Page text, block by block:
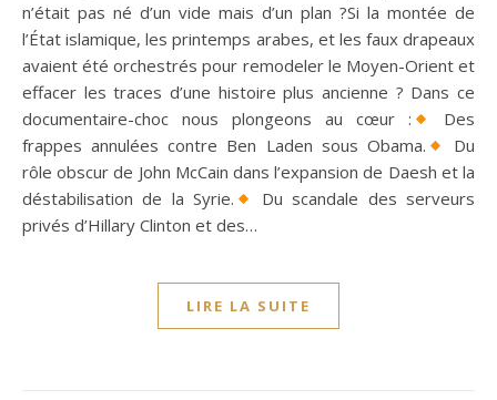
n’était pas né d’un vide mais d’un plan ?Si la montée de
l’État islamique, les printemps arabes, et les faux drapeaux
avaient été orchestrés pour remodeler le Moyen-Orient et
effacer les traces d’une histoire plus ancienne ? Dans ce
documentaire-choc nous plongeons au cœur :
Des
frappes annulées contre Ben Laden sous Obama.
Du
rôle obscur de John McCain dans l’expansion de Daesh et la
déstabilisation de la Syrie.
Du scandale des serveurs
privés d’Hillary Clinton et des…
LIRE LA SUITE